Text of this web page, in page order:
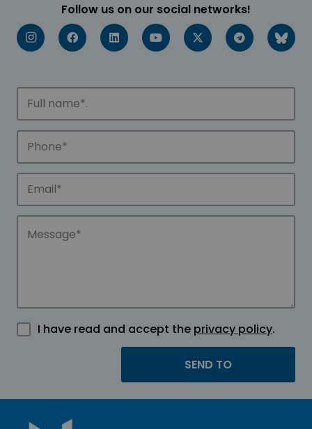
Follow us on our social networks!
I have read and accept the privacy policy.